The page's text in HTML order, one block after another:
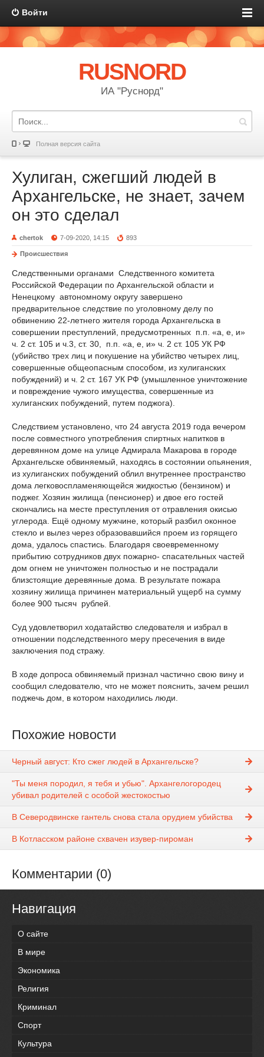
Войти
RUSNORD
ИА "Руснорд"
Полная версия сайта
Хулиган, сжегший людей в
Архангельске, не знает, зачем
он это сделал
chertok 7-09-2020, 14:15 893
Происшествия
Следственными органами Следственного комитета
Российской Федерации по Архангельской области и
Ненецкому автономному округу завершено
предварительное следствие по уголовному делу по
обвинению 22-летнего жителя города Архангельска в
совершении преступлений, предусмотренных п.п. «а, е, и»
ч. 2 ст. 105 и ч.3, ст. 30, п.п. «а, е, и» ч. 2 ст. 105 УК РФ
(убийство трех лиц и покушение на убийство четырех лиц,
совершенные общеопасным способом, из хулиганских
побуждений) и ч. 2 ст. 167 УК РФ (умышленное уничтожение
и повреждение чужого имущества, совершенные из
хулиганских побуждений, путем поджога).
Следствием установлено, что 24 августа 2019 года вечером
после совместного употребления спиртных напитков в
деревянном доме на улице Адмирала Макарова в городе
Архангельске обвиняемый, находясь в состоянии опьянения,
из хулиганских побуждений облил внутреннее пространство
дома легковоспламеняющейся жидкостью (бензином) и
поджег. Хозяин жилища (пенсионер) и двое его гостей
скончались на месте преступления от отравления окисью
углерода. Ещё одному мужчине, который разбил оконное
стекло и вылез через образовавшийся проем из горящего
дома, удалось спастись. Благодаря своевременному
прибытию сотрудников двух пожарно- спасательных частей
дом огнем не уничтожен полностью и не пострадали
близстоящие деревянные дома. В результате пожара
хозяину жилища причинен материальный ущерб на сумму
более 900 тысяч рублей.
Суд удовлетворил ходатайство следователя и избрал в
отношении подследственного меру пресечения в виде
заключения под стражу.
В ходе допроса обвиняемый признал частично свою вину и
сообщил следователю, что не может пояснить, зачем решил
поджечь дом, в котором находились люди.
Похожие новости
Черный август: Кто сжег людей в Архангельске?
"Ты меня породил, я тебя и убью". Архангелогородец
убивал родителей с особой жестокостью
В Северодвинске гантель снова стала орудием убийства
В Котласском районе схвачен изувер-пироман
Комментарии (0)
Навигация
О сайте
В мире
Экономика
Религия
Криминал
Спорт
Культура